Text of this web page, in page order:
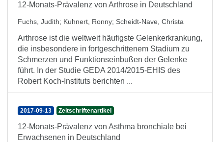
12-Monats-Prävalenz von Arthrose in Deutschland
Fuchs, Judith; Kuhnert, Ronny; Scheidt-Nave, Christa
Arthrose ist die weltweit häufigste Gelenkerkrankung,
die insbesondere in fortgeschrittenem Stadium zu
Schmerzen und Funktionseinbußen der Gelenke
führt. In der Studie GEDA 2014/2015-EHIS des
Robert Koch-Instituts berichten ...
2017-09-13 Zeitschriftenartikel
12-Monats-Prävalenz von Asthma bronchiale bei
Erwachsenen in Deutschland